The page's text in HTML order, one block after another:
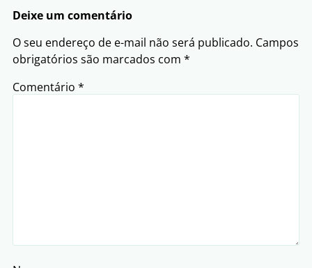
Deixe um comentário
O seu endereço de e-mail não será publicado. Campos
obrigatórios são marcados com *
Comentário *